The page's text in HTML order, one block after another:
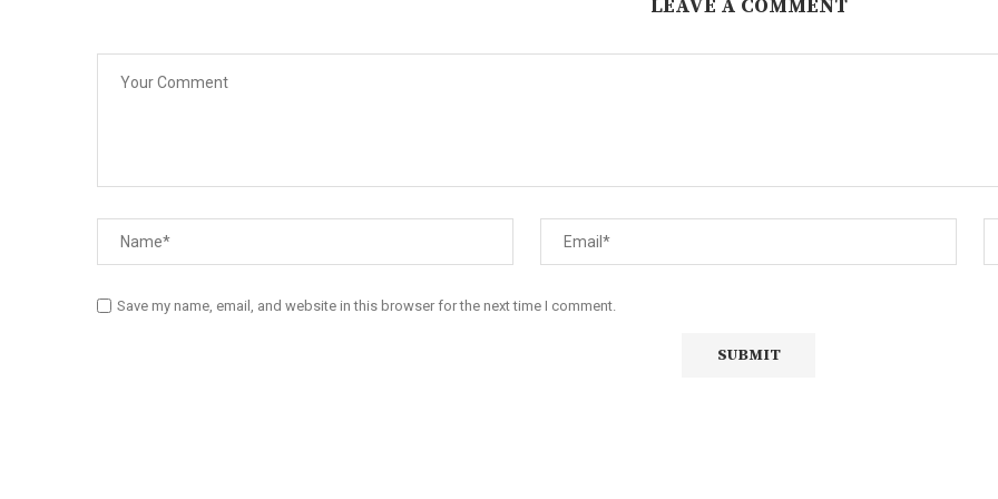
LEAVE A COMMENT
Save my name, email, and website in this browser for the next time I comment.